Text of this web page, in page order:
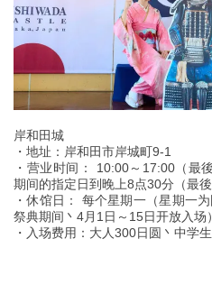
岸和田城
・地址：岸和田市岸城町9-1
・营业时间： 10:00～17:00（最
期间的指定日到晚上8点30分（最
・休馆日： 每个星期一（星期一
祭典期间丶4月1日～15日开放入
・入场费用：大人300日圆丶中学